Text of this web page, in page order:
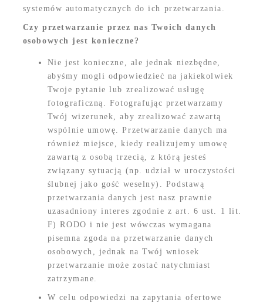
systemów automatycznych do ich przetwarzania.
Czy przetwarzanie przez nas Twoich danych
osobowych jest konieczne?
Nie jest konieczne, ale jednak niezbędne,
abyśmy mogli odpowiedzieć na jakiekolwiek
Twoje pytanie lub zrealizować usługę
fotograficzną. Fotografując przetwarzamy
Twój wizerunek, aby zrealizować zawartą
wspólnie umowę. Przetwarzanie danych ma
również miejsce, kiedy realizujemy umowę
zawartą z osobą trzecią, z którą jesteś
związany sytuacją (np. udział w uroczystości
ślubnej jako gość weselny). Podstawą
przetwarzania danych jest nasz prawnie
uzasadniony interes zgodnie z art. 6 ust. 1 lit.
F) RODO i nie jest wówczas wymagana
pisemna zgoda na przetwarzanie danych
osobowych, jednak na Twój wniosek
przetwarzanie może zostać natychmiast
zatrzymane.
W celu odpowiedzi na zapytania ofertowe